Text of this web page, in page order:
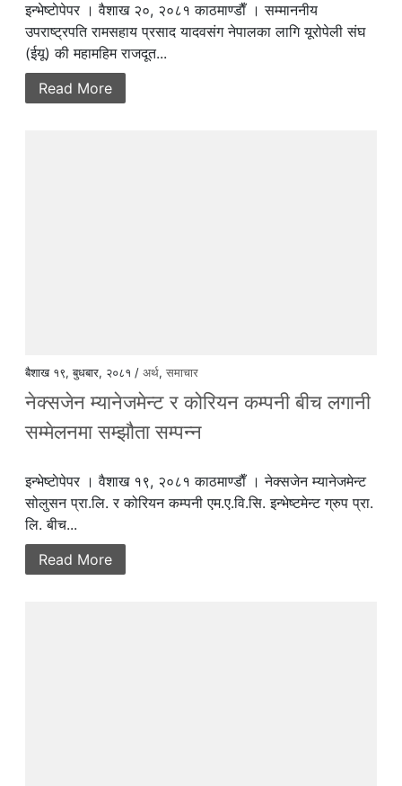
इन्भेष्टाेपेपर । वैशाख २०, २०८१ काठमाण्डाैँ । सम्माननीय
उपराष्ट्रपति रामसहाय प्रसाद यादवसंग नेपालका लागि यूरोपेली संघ
(ईयू) की महामहिम राजदूत...
Read More
बैशाख १९, बुधबार, २०८१ /अर्थ,समाचार
नेक्सजेन म्यानेजमेन्ट र कोरियन कम्पनी बीच लगानी
सम्मेलनमा सम्झौता सम्पन्न
इन्भेष्टाेपेपर । वैशाख १९, २०८१ काठमाण्डाैँ । नेक्सजेन म्यानेजमेन्ट
सोलुसन प्रा.लि. र कोरियन कम्पनी एम.ए.वि.सि. इन्भेष्टमेन्ट ग्रुप प्रा.
लि. बीच...
Read More